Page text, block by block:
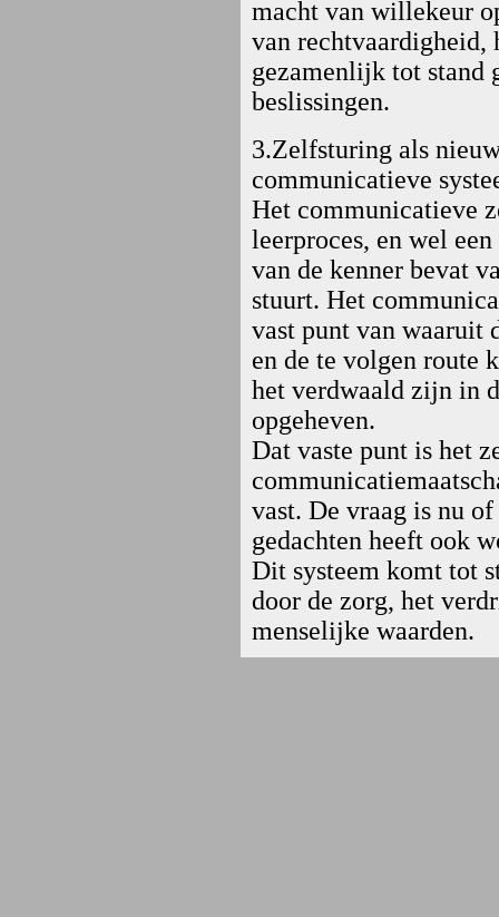
macht van willekeur
van rechtvaardigheid,
gezamenlijk tot stand
beslissingen.
3.Zelfsturing als
communicatieve
Het communicatieve
leerproces, en wel
van de kenner bevat
stuurt. Het
vast punt van waaruit
en de te volgen route
het verdwaald zijn in
opgeheven.
Dat vaste punt is het
vast. De vraag is nu
gedachten heeft ook
Dit systeem komt tot
door de zorg, het
menselijke waarden.